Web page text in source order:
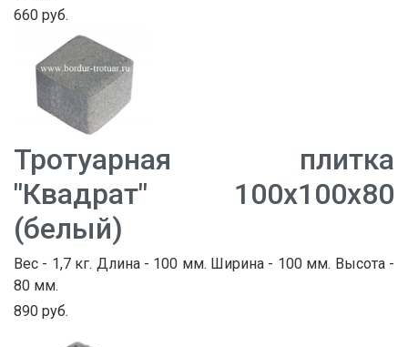
660 руб.
Тротуарная плитка
"Квадрат" 100х100х80
(белый)
Вес - 1,7 кг. Длина - 100 мм. Ширина - 100 мм. Высота -
80 мм.
890 руб.